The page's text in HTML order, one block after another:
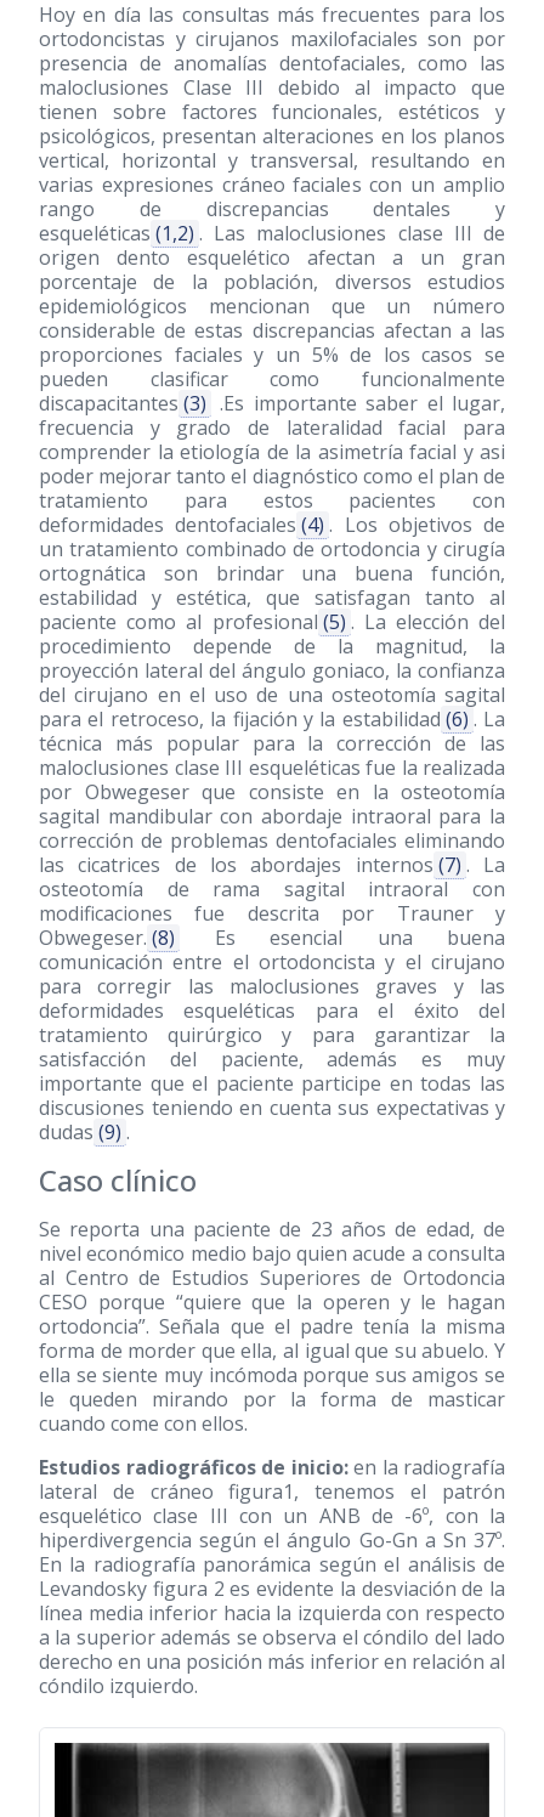
Hoy en día las consultas más frecuentes para los
ortodoncistas y cirujanos maxilofaciales son por
presencia de anomalías dentofaciales, como las
maloclusiones Clase III debido al impacto que
tienen sobre factores funcionales, estéticos y
psicológicos, presentan alteraciones en los planos
vertical, horizontal y transversal, resultando en
varias expresiones cráneo faciales con un amplio
rango de discrepancias dentales y
esqueléticas (1,2) . Las maloclusiones clase III de
origen dento esquelético afectan a un gran
porcentaje de la población, diversos estudios
epidemiológicos mencionan que un número
considerable de estas discrepancias afectan a las
proporciones faciales y un 5% de los casos se
pueden clasificar como funcionalmente
discapacitantes (3) .Es importante saber el lugar,
frecuencia y grado de lateralidad facial para
comprender la etiología de la asimetría facial y asi
poder mejorar tanto el diagnóstico como el plan de
tratamiento para estos pacientes con
deformidades dentofaciales (4) . Los objetivos de
un tratamiento combinado de ortodoncia y cirugía
ortognática son brindar una buena función,
estabilidad y estética, que satisfagan tanto al
paciente como al profesional (5) . La elección del
procedimiento depende de la magnitud, la
proyección lateral del ángulo goniaco, la confianza
del cirujano en el uso de una osteotomía sagital
para el retroceso, la fijación y la estabilidad (6) . La
técnica más popular para la corrección de las
maloclusiones clase III esqueléticas fue la realizada
por Obwegeser que consiste en la osteotomía
sagital mandibular con abordaje intraoral para la
corrección de problemas dentofaciales eliminando
las cicatrices de los abordajes internos (7) . La
osteotomía de rama sagital intraoral con
modificaciones fue descrita por Trauner y
Obwegeser. (8)
Es esencial una buena
comunicación entre el ortodoncista y el cirujano
para corregir las maloclusiones graves y las
deformidades esqueléticas para el éxito del
tratamiento quirúrgico y para garantizar la
satisfacción del paciente, además es muy
importante que el paciente participe en todas las
discusiones teniendo en cuenta sus expectativas y
dudas (9) .
Caso clínico
Se reporta una paciente de 23 años de edad, de
nivel económico medio bajo quien acude a consulta
al Centro de Estudios Superiores de Ortodoncia
CESO porque “quiere que la operen y le hagan
ortodoncia”. Señala que el padre tenía la misma
forma de morder que ella, al igual que su abuelo. Y
ella se siente muy incómoda porque sus amigos se
le queden mirando por la forma de masticar
cuando come con ellos.
Estudios radiográficos de inicio:en la radiografía
lateral de cráneo figura1, tenemos el patrón
esquelético clase III con un ANB de -6º, con la
hiperdivergencia según el ángulo Go-Gn a Sn 37º.
En la radiografía panorámica según el análisis de
Levandosky figura 2 es evidente la desviación de la
línea media inferior hacia la izquierda con respecto
a la superior además se observa el cóndilo del lado
derecho en una posición más inferior en relación al
cóndilo izquierdo.